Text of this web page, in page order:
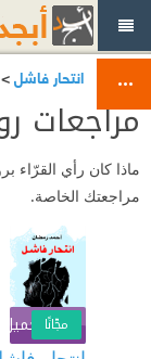
انتحار فاشل
مراجعات
ماذا كان رأي القرّاء
مراجعتك الخاصة.
تحميلمجّانًا